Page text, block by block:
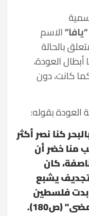
“يافا”الاسم
بالحالة
العودة،
كانت، دون
العودة بقوله:
كنا نصر أكثر
منا خضر أن
كان
يشبع
بدت فلسطين
(ص180).